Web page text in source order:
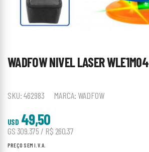
WADFOW NIVEL LASER WLE1M04
SKU:462983 MARCA: WADFOW
USD 49,50
GS 309.375 / R$ 260,37
PREÇO SEM I.V.A.